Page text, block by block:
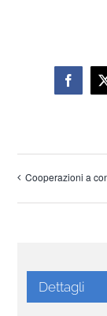
Cooperazioni a
Dettagli